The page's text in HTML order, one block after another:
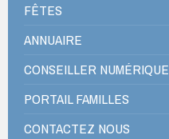
FÊTES
ANNUAIRE
CONSEILLER NUMÉRIQUE
PORTAIL FAMILLES
CONTACTEZ NOUS